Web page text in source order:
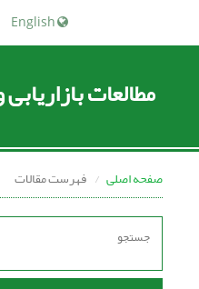
مطالعات
صفحه اصلی فهرست مقالات